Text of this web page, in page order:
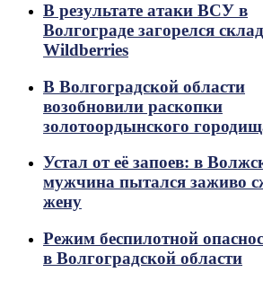
В результате атаки ВСУ в
Волгограде загорелся склад
Wildberries
В Волгоградской области
возобновили раскопки
золотоордынского
Устал от её запоев: в
мужчина пытался заживо
жену
Режим беспилотной
в Волгоградской области